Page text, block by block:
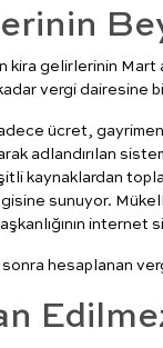
kira gelirlerinin Mart
vergi dairesine
ücret,
adlandırılan
kaynaklardan
sunuyor.
internet
hesaplanan